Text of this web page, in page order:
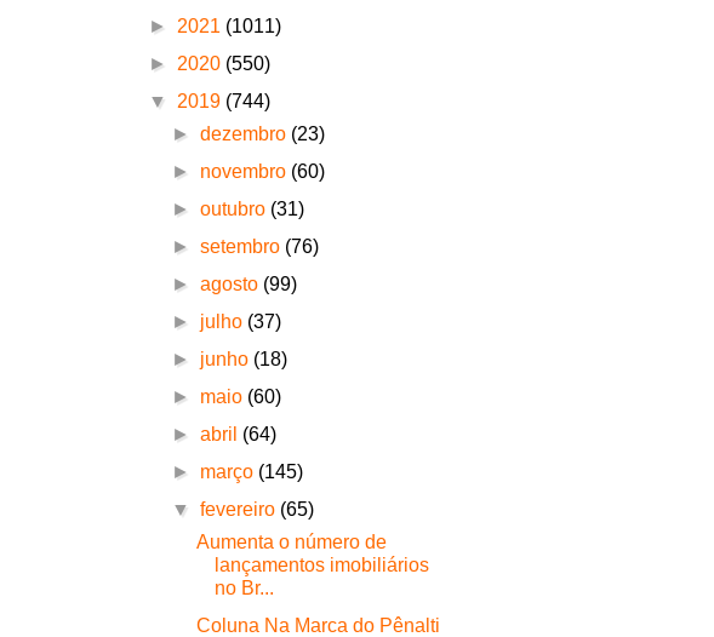
► 2021 (1011)
► 2020 (550)
▼ 2019 (744)
►dezembro (23)
► novembro (60)
►outubro (31)
►setembro (76)
►agosto (99)
► julho (37)
► junho (18)
► maio (60)
►abril (64)
► março (145)
▼fevereiro (65)
Aumenta o número de
lançamentos imobiliários
no Br...
Coluna Na Marca do Pênalti